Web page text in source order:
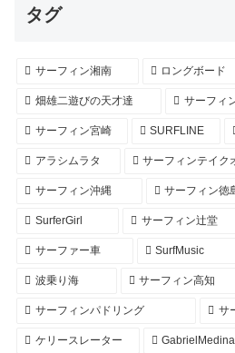
タグ
サーフィン湘南 ロングボード
畑雄二遊びの天才達 サーフィ
サーフィン宮崎 SURFLINE
アラシムラタ サーフィンテイク
サーフィン沖縄 サーフィン徳
SurferGirl サーフィン辻堂
サーファー車 SurfMusic
波乗り海 サーフィン高知
サーフィンパドリング サ
ケリースレーター GabrielMedina